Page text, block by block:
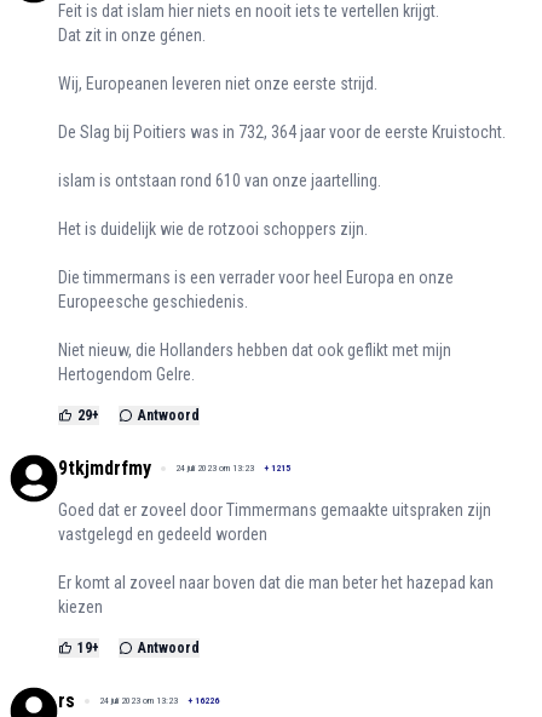
Feit is dat islam hier niets en nooit iets te vertellen krijgt.
Dat zit in onze génen.
Wij, Europeanen leveren niet onze eerste strijd.
De Slag bij Poitiers was in 732, 364 jaar voor de eerste Kruistocht.
islam is ontstaan rond 610 van onze jaartelling.
Het is duidelijk wie de rotzooi schoppers zijn.
Die timmermans is een verrader voor heel Europa en onze
Europeesche geschiedenis.
Niet nieuw, die Hollanders hebben dat ook geflikt met mijn
Hertogendom Gelre.
29+ Antwoord
9tkjmdrfmy 24 juli 2023 om 13:23 + 1215
Goed dat er zoveel door Timmermans gemaakte uitspraken zijn
vastgelegd en gedeeld worden
Er komt al zoveel naar boven dat die man beter het hazepad kan
kiezen
19+ Antwoord
rs 24 juli 2023 om 13:23 + 16226